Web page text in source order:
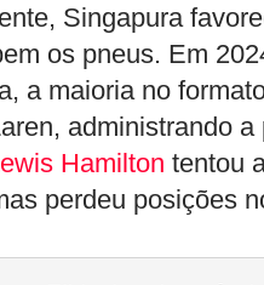
Singapura
os pneus. Em
a maioria no
administrando
Hamilton tentou
perdeu posições